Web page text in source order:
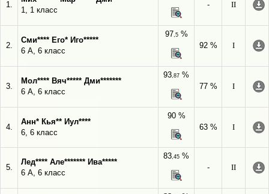
1.
1, 1 класс
- II
2.
Сми**** Его* Иго*****
6 А, 6 класс
97,5%
92 %
I
3.
Мол**** Вяч***** Дми*******
6 А, 6 класс
93,87 %
77 %
I
4.
Анн* Кья** Иул****
6, 6 класс
90 %
63 %
I
5.
Лед**** Але******* Ива*****
6 А, 6 класс
83,45 %
-
II